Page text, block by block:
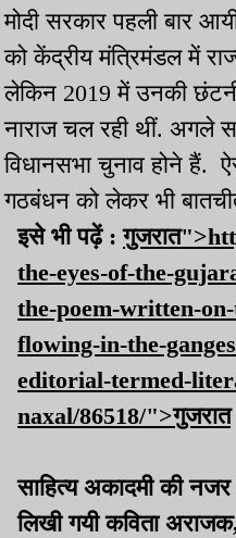
मोदी सरकार पहली बार
को केंद्रीय मंत्रिमंडल में
लेकिन 2019 में उनकी
नाराज चल रही थीं. अगले
विधानसभा चुनाव होने हैं.
गठबंधन को लेकर भी
इसे भी पढ़ें :
the-eyes-of-the-
the-poem-written-
flowing-in-the-
editorial-termed-
naxal/86518/">गुजरात
साहित्य अकादमी की
लिखी गयी कविता